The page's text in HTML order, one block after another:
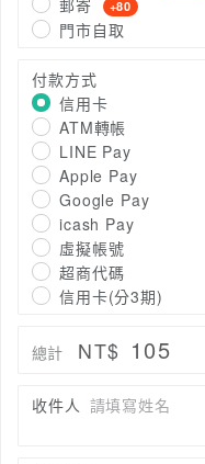
+80
門市自取
付款方式
信用卡
ATM轉帳
LINE Pay
Apple Pay
Google Pay
icash Pay
虛擬帳號
超商代碼
信用卡(分3期)
總計 NT$ 105
收件人 請填寫姓名